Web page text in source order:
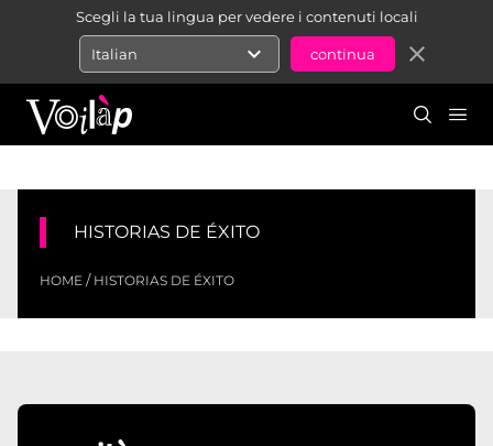
Scegli la tua lingua per vedere i contenuti locali
Italian expand_more close
HISTORIAS DE ÉXITO
HOME / HISTORIAS DE ÉXITO